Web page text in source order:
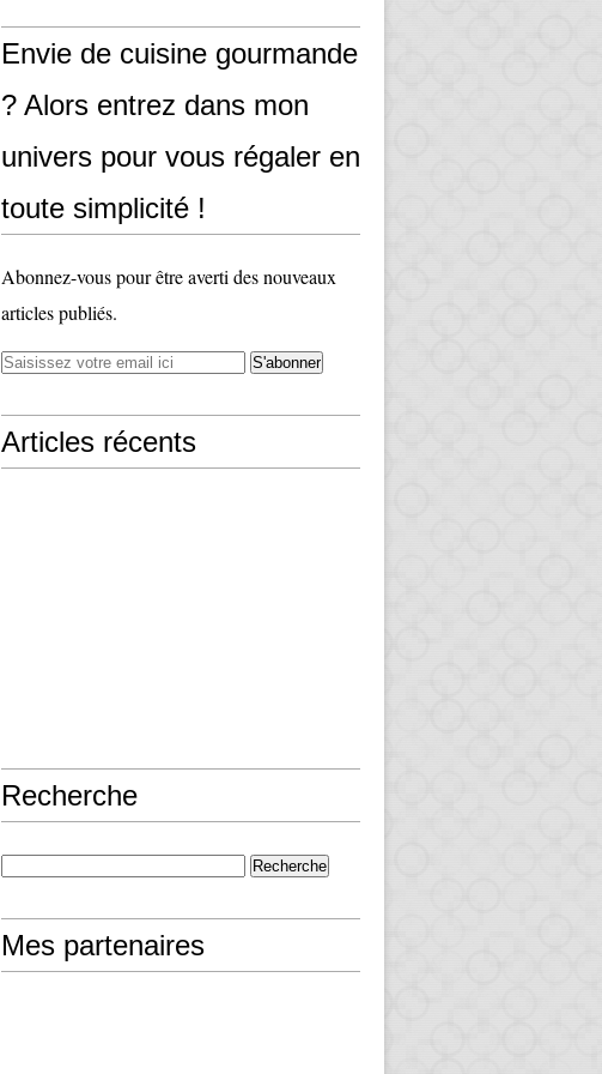
Envie de cuisine gourmande
? Alors entrez dans mon
univers pour vous régaler en
toute simplicité !
Abonnez-vous pour être averti des nouveaux
articles publiés.
Articles récents
Recherche
Mes partenaires